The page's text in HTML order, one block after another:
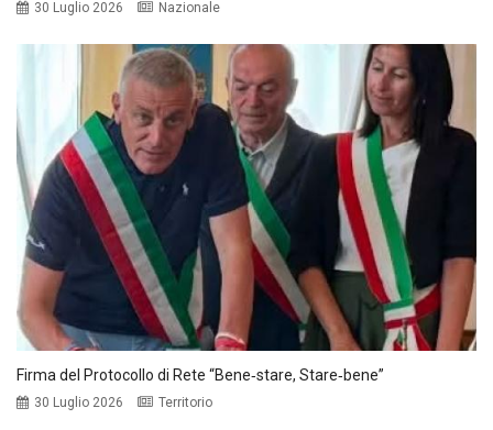
30 Luglio 2026 Nazionale
Firma del Protocollo di Rete “Bene‑stare, Stare‑bene”
30 Luglio 2026 Territorio